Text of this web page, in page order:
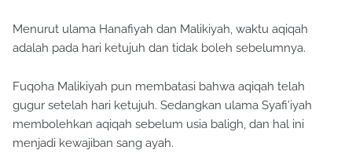
Menurut ulama Hanafiyah dan Malikiyah, waktu aqiqah
adalah pada hari ketujuh dan tidak boleh sebelumnya.
Fuqoha Malikiyah pun membatasi bahwa aqiqah telah
gugur setelah hari ketujuh. Sedangkan ulama Syafi’iyah
membolehkan aqiqah sebelum usia baligh, dan hal ini
menjadi kewajiban sang ayah.